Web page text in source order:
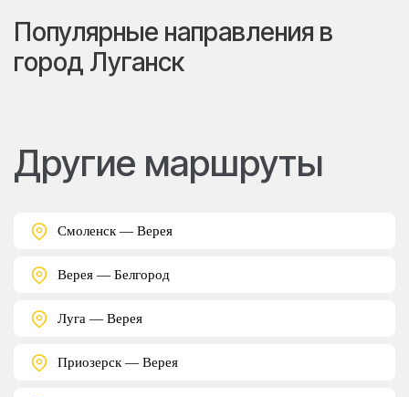
Популярные направления в
город Луганск
Другие маршруты
Смоленск — Верея
Верея — Белгород
Луга — Верея
Приозерск — Верея